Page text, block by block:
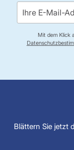
Mit dem Klick
Blättern Sie jetzt